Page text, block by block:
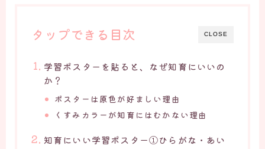
CLOSE
タップできる目次
学習ポスターを貼ると、なぜ知育にいいの
か？
ポスターは原色が好ましい理由
くすみカラーが知育にはむかない理由
知育にいい学習ポスター①ひらがな・あい